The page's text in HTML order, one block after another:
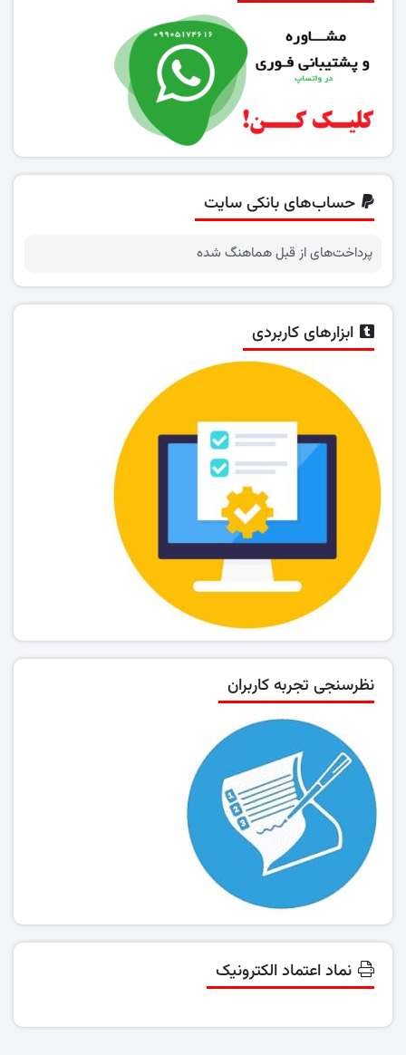
حساب‌های بانکی سایت
پرداخت‌های از قبل هماهنگ شده
ابزارهای کاربردی
نظرسنجی تجربه کاربران
نماد اعتماد الکترونیک